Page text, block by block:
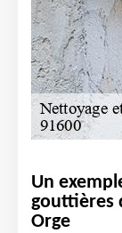
Un
gouttières
Orge